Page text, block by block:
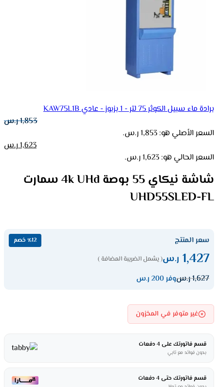
برادة ماء سبيل الكوثر 75 لتر - 1 بزبوز - عادي KAW75L1B
1,853ر.س
السعر الأصلي هو: 1,853 ر.س.
1,623ر.س
السعر الحالي هو: 1,623 ر.س.
شاشة نيكاي 55 بوصة 4k UHd سمارت
UHD55SLED-FL
سعر المنتج ٪12 خصم
1,427 ر.س( يشمل الضريبة المضافة )
1,627ر.سوفر 200 ر.س
غير متوفر في المخزون
قسم فاتورتك على 4 دفعات
بدون فوائد مع تابي
قسم فاتورتك حتى 4 دفعات